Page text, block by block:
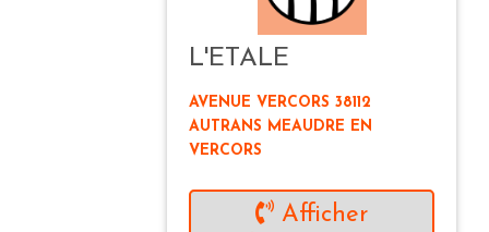
L'ETALE
AVENUE VERCORS 38112
AUTRANS MEAUDRE EN
VERCORS
Afficher